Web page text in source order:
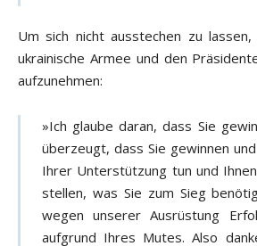
Um sich nicht ausstechen zu
ukrainische Armee und den
aufzunehmen:
»Ich glaube daran, dass Sie
überzeugt, dass Sie gewinnen
Ihrer Unterstützung tun und
stellen, was Sie zum Sieg
wegen unserer Ausrüstung
aufgrund Ihres Mutes. Also